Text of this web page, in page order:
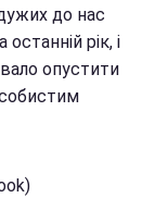
до нас
рік, і
опустити